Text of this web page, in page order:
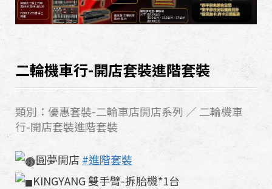
二輪機車行-開店套裝進階套裝
類別：優惠套裝-二輪車店開店系列 ／ 二輪機車
行-開店套裝進階套裝
圓夢開店#進階套裝
KINGYANG 雙手臂-拆胎機*1台